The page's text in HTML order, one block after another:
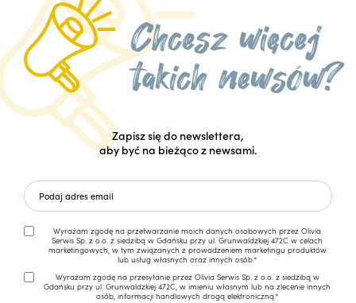
Zapisz się do newslettera,
aby być na bieżąco z newsami.
Wyrażam zgodę na przetwarzanie moich danych osobowych przez Olivia
Serwis Sp. z o.o. z siedzibą w Gdańsku przy ul. Grunwaldzkiej 472C w celach
marketingowych, w tym związanych z prowadzeniem marketingu produktów
lub usług własnych oraz innych osób.*
Wyrażam zgodę na przesyłanie przez Olivia Serwis Sp. z o.o. z siedzibą w
Gdańsku przy ul. Grunwaldzkiej 472C, w imieniu własnym lub na zlecenie innych
osób, informacji handlowych drogą elektroniczną.*